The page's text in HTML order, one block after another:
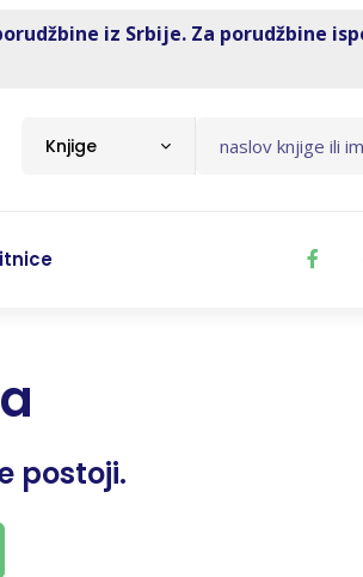
iz Srbije. Za porudžbine
Knjige
postoji.